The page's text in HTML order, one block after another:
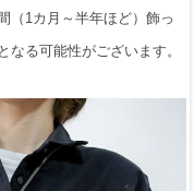
（1カ月～半年ほど）飾っ
る可能性がございます。